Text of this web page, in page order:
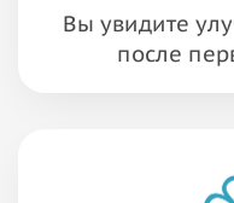
Вы увидите
после